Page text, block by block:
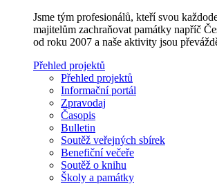
Jsme tým profesionálů, kteří svou
majitelům zachraňovat památky napříč
od roku 2007 a naše aktivity jsou
Přehled projektů
Přehled projektů
Informační portál
Zpravodaj
Časopis
Bulletin
Soutěž veřejných sbírek
Benefiční večeře
Soutěž o knihu
Školy a památky